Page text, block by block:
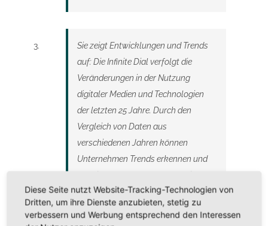
Sie zeigt Entwicklungen und Trends
auf: Die Infinite Dial verfolgt die
Veränderungen in der Nutzung
digitaler Medien und Technologien
der letzten 25 Jahre. Durch den
Vergleich von Daten aus
verschiedenen Jahren können
Unternehmen Trends erkennen und
ihre Strategien und Entscheidungen
von Bedeutung sein können.
Diese Seite nutzt Website-Tracking-Technologien von
Dritten, um ihre Dienste anzubieten, stetig zu
verbessern und Werbung entsprechend den Interessen